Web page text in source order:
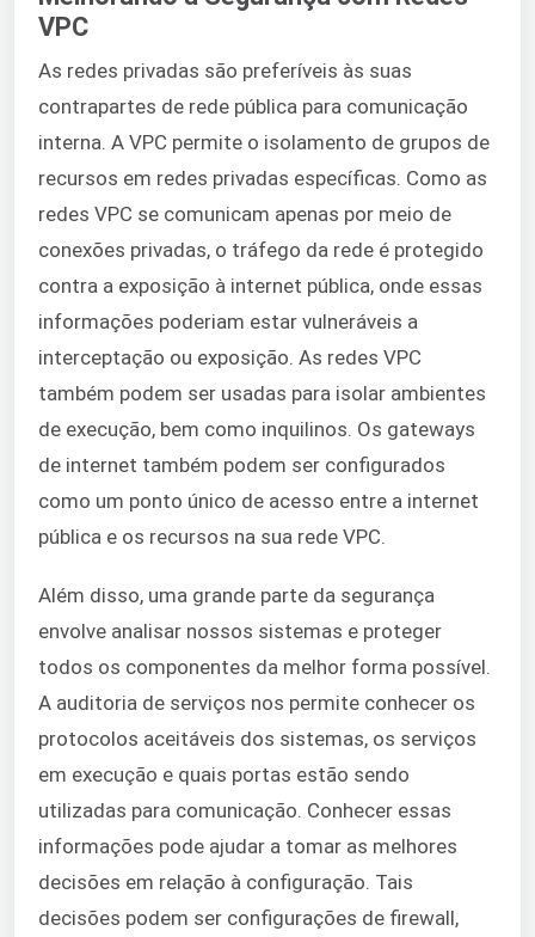
VPC
As redes privadas são preferíveis às suas
contrapartes de rede pública para comunicação
interna. A VPC permite o isolamento de grupos de
recursos em redes privadas específicas. Como as
redes VPC se comunicam apenas por meio de
conexões privadas, o tráfego da rede é protegido
contra a exposição à internet pública, onde essas
informações poderiam estar vulneráveis a
interceptação ou exposição. As redes VPC
também podem ser usadas para isolar ambientes
de execução, bem como inquilinos. Os gateways
de internet também podem ser configurados
como um ponto único de acesso entre a internet
pública e os recursos na sua rede VPC.
Além disso, uma grande parte da segurança
envolve analisar nossos sistemas e proteger
todos os componentes da melhor forma possível.
A auditoria de serviços nos permite conhecer os
protocolos aceitáveis dos sistemas, os serviços
em execução e quais portas estão sendo
utilizadas para comunicação. Conhecer essas
informações pode ajudar a tomar as melhores
decisões em relação à configuração. Tais
decisões podem ser configurações de firewall,